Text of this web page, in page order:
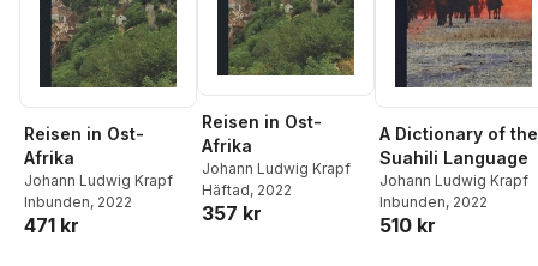
Reisen in Ost-
Afrika
Johann Ludwig Krapf
Inbunden, 2022
471 kr
Reisen in Ost-
Afrika
Johann Ludwig Krapf
Häftad, 2022
357 kr
A Dictionary of the
Suahili Language
Johann Ludwig Krapf
Inbunden, 2022
510 kr